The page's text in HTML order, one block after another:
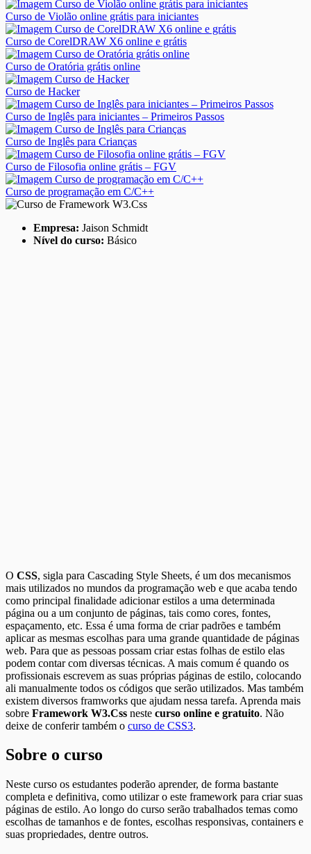
Curso de Violão online grátis para iniciantes
Curso de CorelDRAW X6 online e grátis
Curso de Oratória grátis online
Curso de Hacker
Curso de Inglês para iniciantes – Primeiros Passos
Curso de Inglês para Crianças
Curso de Filosofia online grátis – FGV
Curso de programação em C/C++
Empresa: Jaison Schmidt
Nível do curso: Básico
O CSS, sigla para Cascading Style Sheets, é um dos mecanismos
mais utilizados no mundos da programação web e que acaba tendo
como principal finalidade adicionar estilos a uma determinada
página ou a um conjunto de páginas, tais como cores, fontes,
espaçamento, etc. Essa é uma forma de criar padrões e também
aplicar as mesmas escolhas para uma grande quantidade de páginas
web. Para que as pessoas possam criar estas folhas de estilo elas
podem contar com diversas técnicas. A mais comum é quando os
profissionais escrevem as suas próprias páginas de estilo, colocando
ali manualmente todos os códigos que serão utilizados. Mas também
existem diversos framworks que ajudam nessa tarefa. Aprenda mais
sobre Framework W3.Css neste curso online e gratuito. Não
deixe de conferir também o curso de CSS3.
Sobre o curso
Neste curso os estudantes poderão aprender, de forma bastante
completa e definitiva, como utilizar o este framework para criar suas
páginas de estilo. Ao longo do curso serão trabalhados temas como
escolhas de tamanhos e de fontes, escolhas responsivas, containers e
suas propriedades, dentre outros.